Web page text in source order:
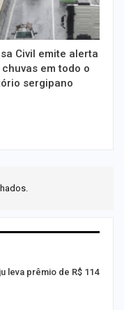
Civil emite alerta
em todo o
sergipano
leva prêmio de R$ 114